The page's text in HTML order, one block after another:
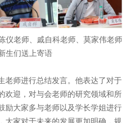
仪老师、戚自科老师、莫家伟老师
生们送上寄语
师进行总结发言。他表达了对于
欢迎，对与会老师的研究领域和所
励大家多与老师以及学长学姐进行